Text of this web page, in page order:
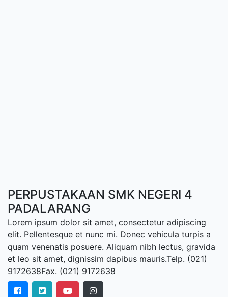
PERPUSTAKAAN SMK NEGERI 4
PADALARANG
Lorem ipsum dolor sit amet, consectetur adipiscing
elit. Pellentesque et nunc mi. Donec vehicula turpis a
quam venenatis posuere. Aliquam nibh lectus, gravida
et leo sit amet, dignissim dapibus mauris.Telp. (021)
9172638Fax. (021) 9172638